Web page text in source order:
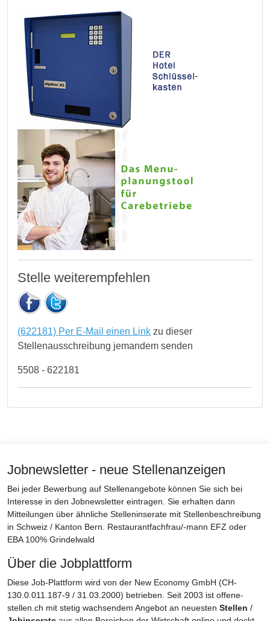
Stelle weiterempfehlen
(622181) Per E-Mail einen Link zu dieser
Stellenausschreibung jemandem senden
5508 - 622181
Jobnewsletter - neue Stellenanzeigen
Bei jeder Bewerbung auf Stellenangebote können Sie sich bei
Interesse in den Jobnewsletter eintragen. Sie erhalten dann
Mitteilungen über ähnliche Stelleninserate mit Stellenbeschreibung
in Schweiz / Kanton Bern. Restaurantfachfrau/-mann EFZ oder
EBA 100% Grindelwald
Über die Jobplattform
Diese Job-Plattform wird von der New Economy GmbH (CH-
130.0.011.187-9 / 31.03.2000) betrieben. Seit 2003 ist offene-
stellen.ch mit stetig wachsendem Angebot an neuesten Stellen /